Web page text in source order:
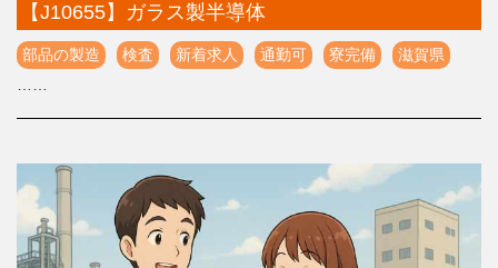
【J10655】ガラス製半導体
部品の製造 検査 新着求人 通勤可 寮完備
滋賀県